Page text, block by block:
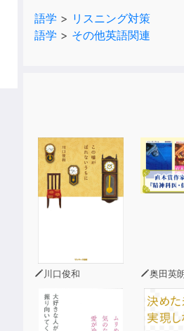
■チャンツを聞けば、1日2分
音楽のリズムに乗って単語
・英語入門以上
語学 > リスニング対策
語学 > その他英語関連
川口俊和 奥田英